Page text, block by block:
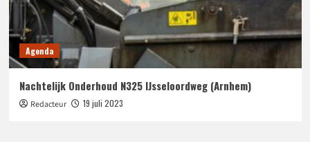
Agenda
Nachtelijk Onderhoud N325 IJsseloordweg (Arnhem)
Redacteur 19 juli 2023